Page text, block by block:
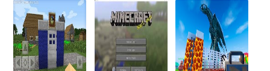
ОДИНОЧНОЙ
ИГРЕ
ВСТАВИТЬ В
ДРУГОЙ МИР